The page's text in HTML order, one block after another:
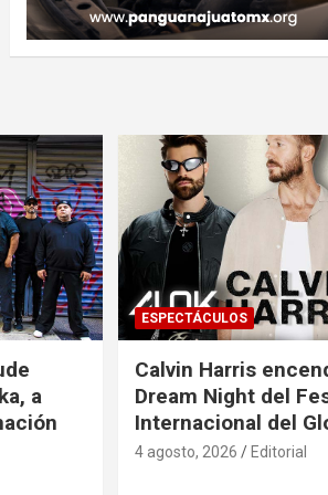
a
ESPECTÁCULOS
Calvin Harris
Dream Night del
Internacional del
4 agosto, 2026 Editorial